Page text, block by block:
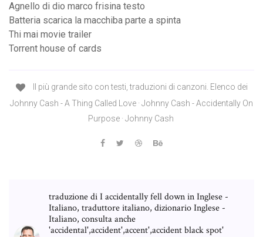
Agnello di dio marco frisina testo
Batteria scarica la macchiba parte a spinta
Thi mai movie trailer
Torrent house of cards
Il più grande sito con testi, traduzioni di canzoni. Elenco dei
Johnny Cash - A Thing Called Love · Johnny Cash - Accidentally On
Purpose · Johnny Cash
traduzione di I accidentally fell down in Inglese -
Italiano, traduttore italiano, dizionario Inglese -
Italiano, consulta anche
'accidental',accident',accent',accident black spot'